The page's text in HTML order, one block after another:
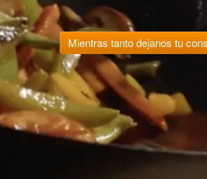
Mientras tanto dejanos tu